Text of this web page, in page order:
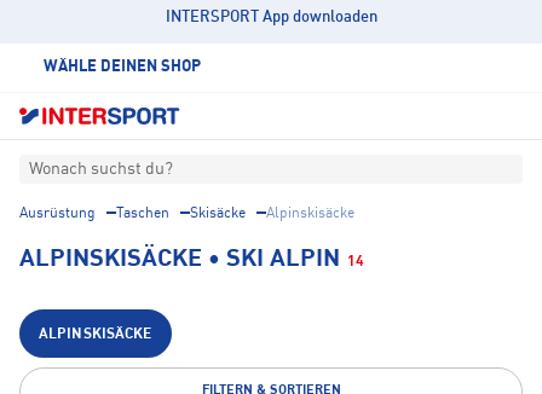
INTERSPORT App downloaden
WÄHLE DEINEN SHOP
Wonach suchst du?
Ausrüstung Taschen Skisäcke Alpinskisäcke
ALPINSKISÄCKE • SKI ALPIN 14
ALPINSKISÄCKE
FILTERN & SORTIEREN